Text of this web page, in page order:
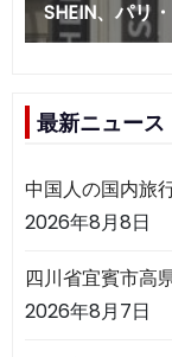
最新ニュース
中国人の国内旅
2026年8月8日
四川省宜賓市高
2026年8月7日